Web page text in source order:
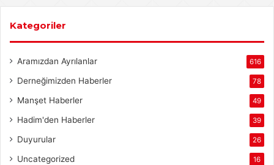
Kategoriler
Aramızdan Ayrılanlar 616
Derneğimizden Haberler 78
Manşet Haberler 49
Hadim'den Haberler 39
Duyurular 26
Uncategorized 16